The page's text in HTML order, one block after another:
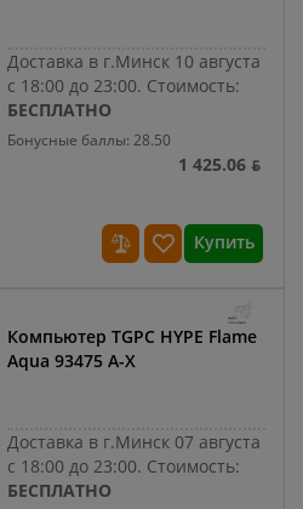
Доставка в г.Минск 10 августа
с 18:00 до 23:00. Стоимость:
БЕСПЛАТНО
Бонусные баллы: 28.50
1 425.06 ƃ
Купить
Компьютер TGPC HYPE Flame
Aqua 93475 A-X
Доставка в г.Минск 07 августа
с 18:00 до 23:00. Стоимость:
БЕСПЛАТНО